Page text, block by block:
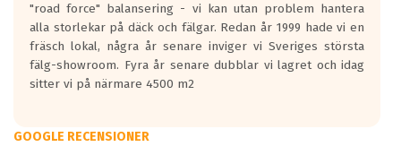
"road force" balansering - vi kan utan problem hantera
alla storlekar på däck och fälgar. Redan år 1999 hade vi en
fräsch lokal, några år senare inviger vi Sveriges största
fälg-showroom. Fyra år senare dubblar vi lagret och idag
sitter vi på närmare 4500 m2
GOOGLE RECENSIONER